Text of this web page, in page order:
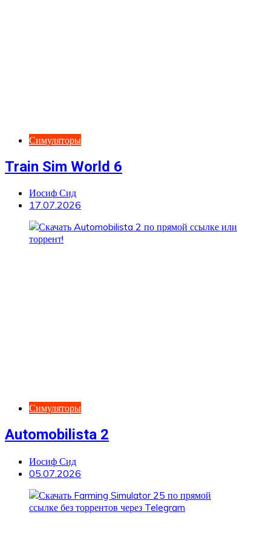
Симуляторы
Train Sim World 6
Иосиф Сид
17.07.2026
Симуляторы
Automobilista 2
Иосиф Сид
05.07.2026